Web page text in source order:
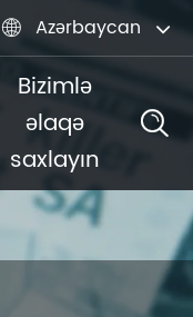
 Azərbaycan
Bizimlə
əlaqə
saxlayın